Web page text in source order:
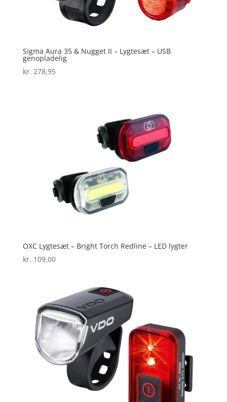
Sigma Aura 35 & Nugget II – Lygtesæt – USB
genopladelig
kr. 278,95
OXC Lygtesæt – Bright Torch Redline – LED lygter
kr. 109,00